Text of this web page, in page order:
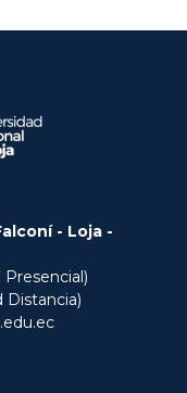
- Loja -
Presencial)
Distancia)